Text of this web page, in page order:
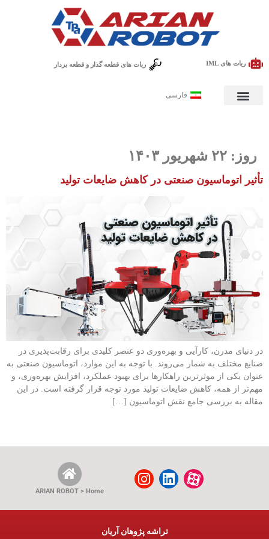
ربات های IML ربات های قطعه گذار و قطعه بردار
فارسی
روز: ۲۲ شهریور ۱۴۰۳
تأثیر اتوماسیون صنعتی در کاهش ضایعات تولید
در دنیای مدرن، کارآیی و بهره‌وری دو عنصر کلیدی برای رقابت‌پذیری در
صنایع مختلف به شمار می‌روند. با توجه به این موارد، اتوماسیون صنعتی به
عنوان یکی از موثرترین راهکارها برای بهبود عملکرد، افزایش بهره‌وری، و
مهم‌تر از همه، کاهش ضایعات تولید مورد توجه قرار گرفته است. در این
مقاله به بررسی جامع نقش اتوماسیون […]
ARIAN ROBOT > Home
تراشه پژوهان آریان